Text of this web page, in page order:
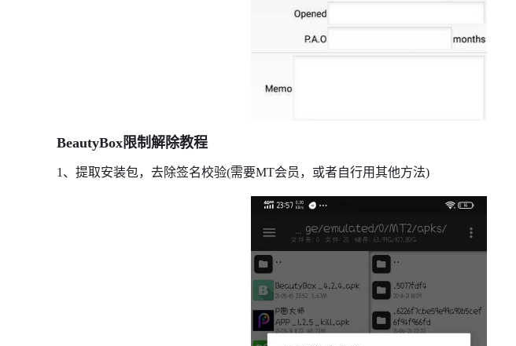
BeautyBox限制解除教程
1、提取安装包，去除签名校验(需要MT会员，或者自行用其他方法)